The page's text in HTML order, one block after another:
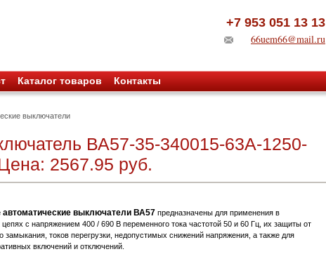
+7 953 051 13 13
66uem66@mail.ru
Каталог товаров Контакты
выключатели
ВА57-35-340015-63А-1250-
2567.95 руб.
автоматические выключатели ВА57 предназначены для применения в
цепях с напряжением 400 / 690 В переменного тока частотой 50 и 60 Гц, их защиты от
замыкания, токов перегрузки, недопустимых снижений напряжения, а также для
включений и отключений.